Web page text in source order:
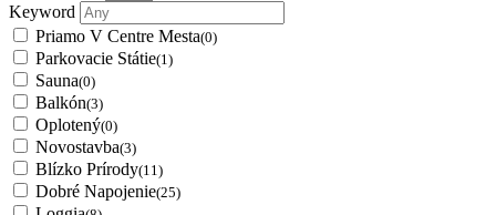
Keyword
Priamo V Centre Mesta(0)
Parkovacie Státie(1)
Sauna(0)
Balkón(3)
Oplotený(0)
Novostavba(3)
Blízko Prírody(11)
Dobré Napojenie(25)